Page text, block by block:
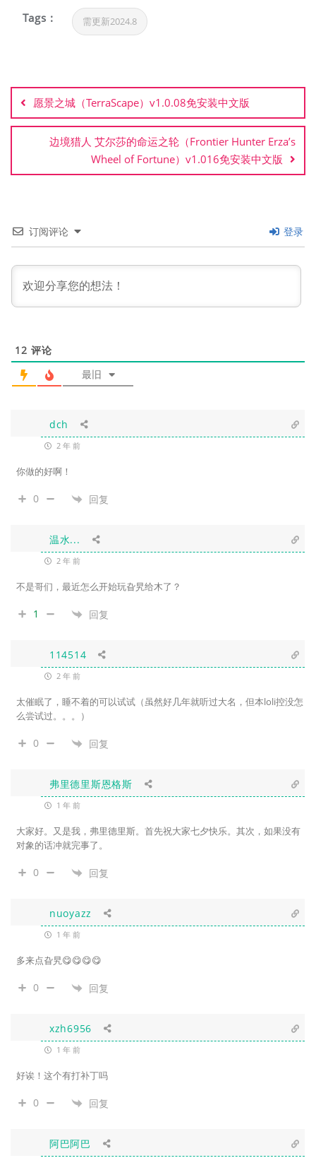
Tags : 需更新2024.8
章
导
航
愿景之城（TerraScape）v1.0.08免安装中文版
边境猎人 艾尔莎的命运之轮（Frontier Hunter Erza’s
Wheel of Fortune）v1.016免安装中文版
订阅评论 登录
12 评论
最旧
dch
2 年 前
你做的好啊！
0 回复
温水...
2 年 前
不是哥们，最近怎么开始玩旮旯给木了？
1 回复
114514
2 年 前
太催眠了，睡不着的可以试试（虽然好几年就听过大名，但本loli控没怎
么尝试过。。。）
0 回复
弗里德里斯恩格斯
1 年 前
大家好。又是我，弗里德里斯。首先祝大家七夕快乐。其次，如果没有
对象的话冲就完事了。
0 回复
nuoyazz
1 年 前
多来点旮旯😋😋😋😋
0 回复
xzh6956
1 年 前
好诶！这个有打补丁吗
0 回复
阿巴阿巴